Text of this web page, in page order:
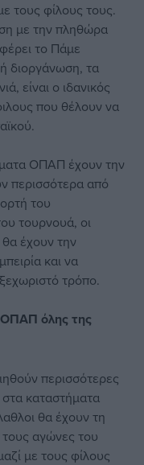
τους φίλους τους.
με την πληθώρα
το Πάμε
διοργάνωση, τα
είναι ο ιδανικός
που θέλουν να
ΟΠΑΠ έχουν την
περισσότερα από
του
τουρνουά, οι
έχουν την
και να
τρόπο.
όλης της
περισσότερες
καταστήματα
θα έχουν τη
αγώνες του
με τους φίλους